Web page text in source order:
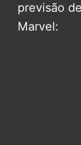
previsão
Marvel: